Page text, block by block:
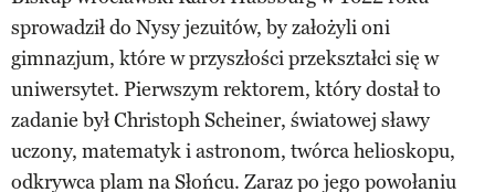
sprowadził do Nysy jezuitów, by założyli oni
gimnazjum, które w przyszłości przekształci się w
uniwersytet. Pierwszym rektorem, który dostał to
zadanie był Christoph Scheiner, światowej sławy
uczony, matematyk i astronom, twórca helioskopu,
odkrywca plam na Słońcu. Zaraz po jego powołaniu